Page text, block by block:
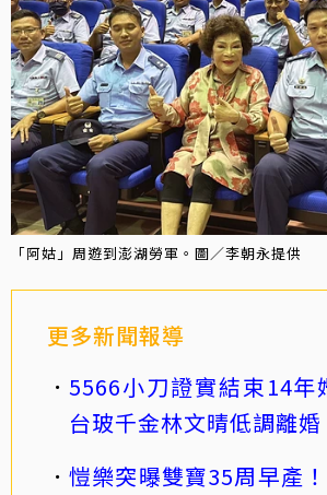
「阿姑」周遊到澎湖勞軍。圖／李朝永提供
更多新聞報導
5566小刀證實結束14年
台玻千金林文晴低調離婚
愷樂突曝雙寶35周早產